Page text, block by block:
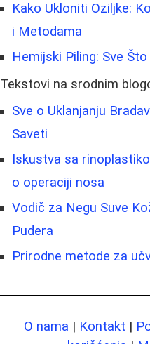
Kako Ukloniti Oziljke:
i Metodama
Hemijski Piling: Sve
Tekstovi na srodnim
Sve o Uklanjanju
Saveti
Iskustva sa
o operaciji nosa
Vodič za Negu Suve
Pudera
Prirodne metode za
O nama | Kontakt |